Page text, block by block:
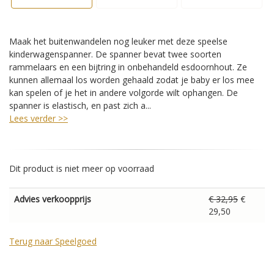
Maak het buitenwandelen nog leuker met deze speelse
kinderwagenspanner. De spanner bevat twee soorten
rammelaars en een bijtring in onbehandeld esdoornhout. Ze
kunnen allemaal los worden gehaald zodat je baby er los mee
kan spelen of je het in andere volgorde wilt ophangen. De
spanner is elastisch, en past zich a...
Lees verder >>
Dit product is niet meer op voorraad
Advies verkoopprijs € 32,95 €
29,50
Terug naar Speelgoed